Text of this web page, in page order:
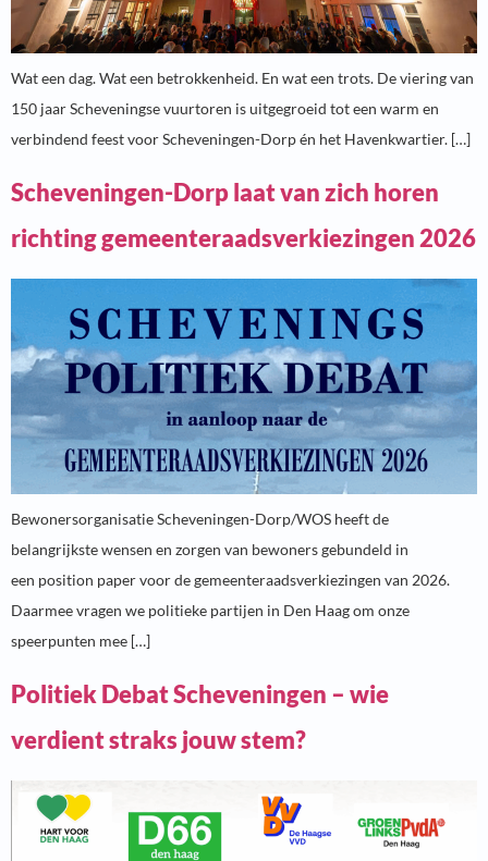
Wat een dag. Wat een betrokkenheid. En wat een trots. De viering van
150 jaar Scheveningse vuurtoren is uitgegroeid tot een warm en
verbindend feest voor Scheveningen-Dorp én het Havenkwartier. […]
Scheveningen-Dorp laat van zich horen
richting gemeenteraadsverkiezingen 2026
Bewonersorganisatie Scheveningen-Dorp/WOS heeft de
belangrijkste wensen en zorgen van bewoners gebundeld in
een position paper voor de gemeenteraadsverkiezingen van 2026.
Daarmee vragen we politieke partijen in Den Haag om onze
speerpunten mee […]
Politiek Debat Scheveningen – wie
verdient straks jouw stem?